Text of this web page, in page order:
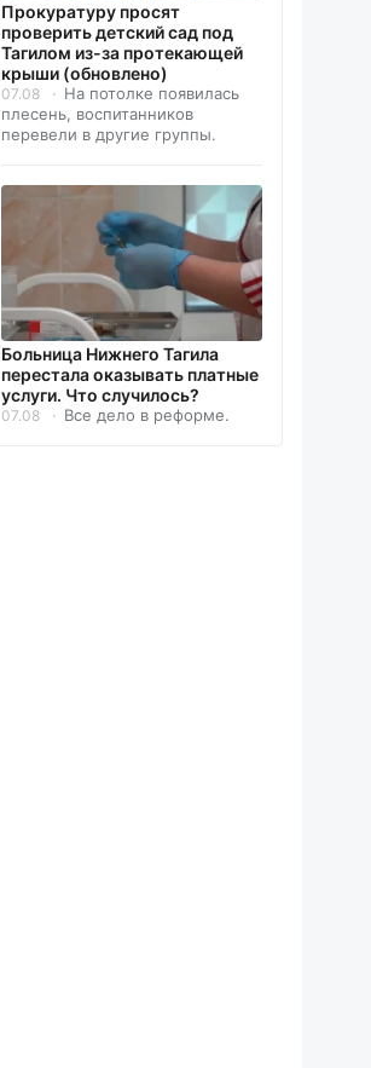
Прокуратуру просят
проверить детский сад под
Тагилом из-за протекающей
крыши (обновлено)
07.08
На потолке появилась
плесень, воспитанников
перевели в другие группы.
Больница Нижнего Тагила
перестала оказывать платные
услуги. Что случилось?
07.08 Все дело в реформе.